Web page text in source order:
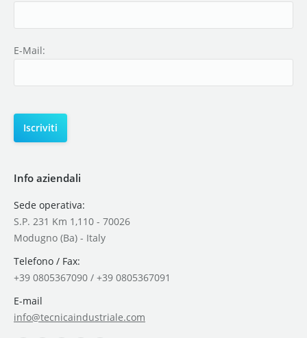
E-Mail:
Info aziendali
Sede operativa:
S.P. 231 Km 1,110 - 70026
Modugno (Ba) - Italy
Telefono / Fax:
+39 0805367090 / +39 0805367091
E-mail
info@tecnicaindustriale.com